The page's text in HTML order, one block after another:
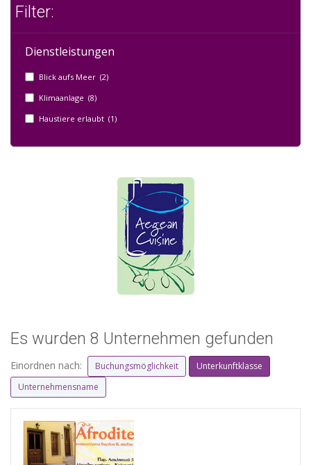
Filter:
Dienstleistungen
Blick aufs Meer (2)
Klimaanlage (8)
Haustiere erlaubt (1)
Es wurden 8 Unternehmen gefunden
Einordnen nach: Buchungsmöglichkeit
Unterkunftklasse
Unternehmensname